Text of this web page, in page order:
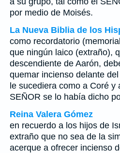
por medio de Moisés.
La Nueva Biblia de los
como recordatorio
que ningún laico (extraño),
descendiente de Aarón,
quemar incienso delante
le sucediera como a Coré y
SEÑOR se lo había dicho
Reina Valera Gómez
en recuerdo a los hijos de
extraño que no sea de la
acerque a ofrecer incienso